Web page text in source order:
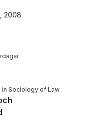
2008
in Sociology of Law